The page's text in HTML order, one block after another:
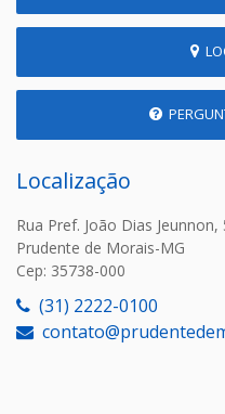
Localização
Rua Pref. João Dias
Prudente de Morais-MG
Cep: 35738-000
(31) 2222-0100